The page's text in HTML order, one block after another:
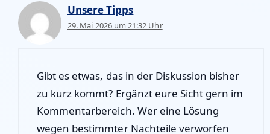
Unsere Tipps
29. Mai 2026 um 21:32 Uhr
Gibt es etwas, das in der Diskussion bisher
zu kurz kommt? Ergänzt eure Sicht gern im
Kommentarbereich. Wer eine Lösung
wegen bestimmter Nachteile verworfen